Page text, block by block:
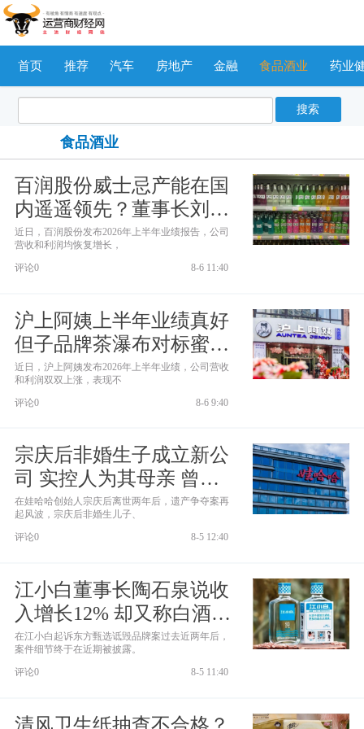
首页 推荐 汽车 房地产 金融 食品酒业 药业
搜索
食品酒业
百润股份威士忌产能在国
内遥遥领先？董事长刘晓
东还要花13亿加码
近日，百润股份发布2026年上半年业绩报告，公司
营收和利润均恢复增长，
评论0
8-6 11:40
沪上阿姨上半年业绩真好
但子品牌茶瀑布对标蜜雪
冰城很痛苦？
近日，沪上阿姨发布2026年上半年业绩，公司营收
和利润双双上涨，表现不
评论0
8-6 9:40
宗庆后非婚生子成立新公
司 实控人为其母亲 曾为
娃哈哈二号人物
在娃哈哈创始人宗庆后离世两年后，遗产争夺案再
起风波，宗庆后非婚生儿子、
评论0
8-5 12:40
江小白董事长陶石泉说收
入增长12% 却又称白酒业
务面临较大挑战
在江小白起诉东方甄选诋毁品牌案过去近两年后，
案件细节终于在近期被披露。
评论0
8-5 11:40
清风卫生纸抽查不合格？